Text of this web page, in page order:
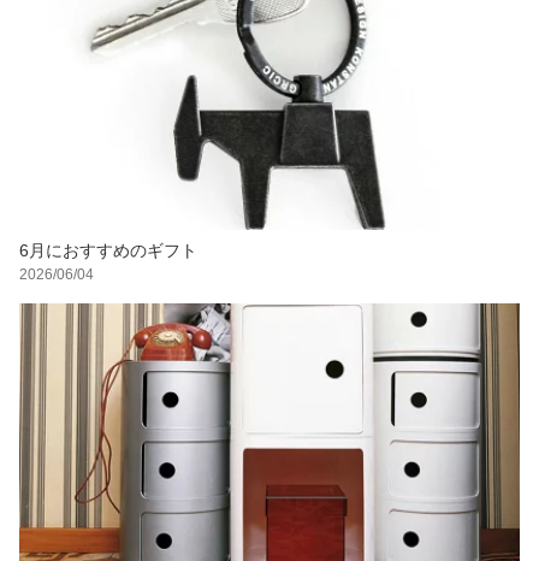
6月におすすめのギフト
2026/06/04